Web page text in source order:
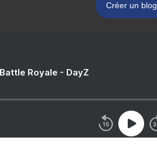
Créer un blog
Royale - DayZ